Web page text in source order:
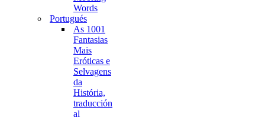
Words
Portugués
As 1001
Fantasias
Mais
Eróticas e
Selvagens
da
História,
traducción
al